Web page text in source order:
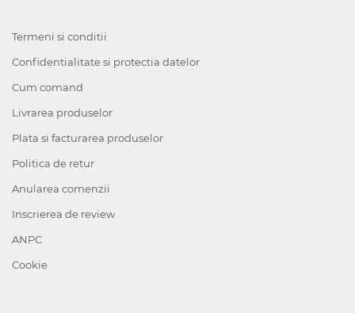
Termeni si conditii
Confidentialitate si protectia datelor
Cum comand
Livrarea produselor
Plata si facturarea produselor
Politica de retur
Anularea comenzii
Inscrierea de review
ANPC
Cookie